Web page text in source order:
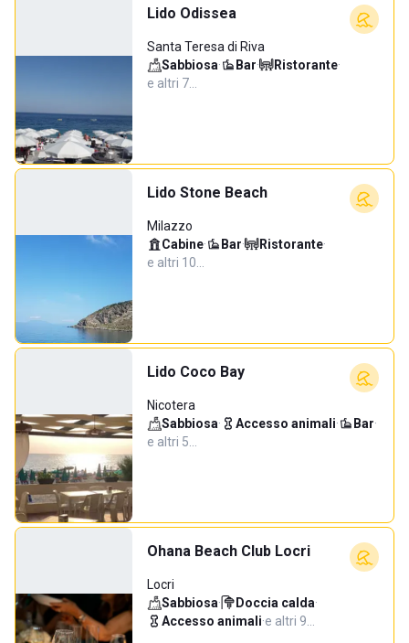
Lido Odissea
Santa Teresa di Riva
Sabbiosa· Bar· Ristorante·
e altri 7…
Lido Stone Beach
Milazzo
Cabine· Bar· Ristorante·
e altri 10…
Lido Coco Bay
Nicotera
Sabbiosa· Accesso animali· Bar·
e altri 5…
Ohana Beach Club Locri
Locri
Sabbiosa· Doccia calda·
Accesso animali·e altri 9…